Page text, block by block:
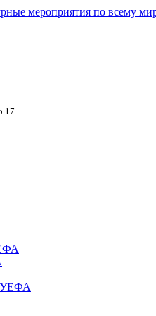
мероприятия по всему
17
УЕФА